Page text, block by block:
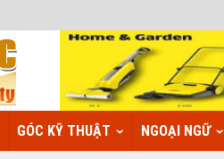
GÓC KỸ THUẬT NGOẠI NGỮ